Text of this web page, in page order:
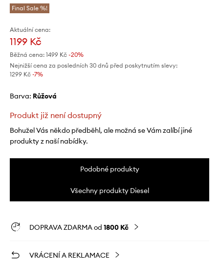
Final Sale %!
Aktuální cena:
1199 Kč
Běžná cena: 1499 Kč -20%
Nejnižší cena za posledních 30 dnů před poskytnutím slevy:
1299 Kč -7%
Barva: růžová
Produkt již není dostupný
Bohužel Vás někdo předběhl, ale možná se Vám zalíbí jiné
produkty z naší nabídky.
Podobné produkty
Všechny produkty Diesel
DOPRAVA ZDARMA od 1800 Kč
VRÁCENÍ A REKLAMACE